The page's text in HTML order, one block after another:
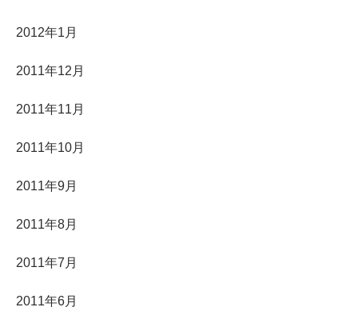
2012年1月
2011年12月
2011年11月
2011年10月
2011年9月
2011年8月
2011年7月
2011年6月